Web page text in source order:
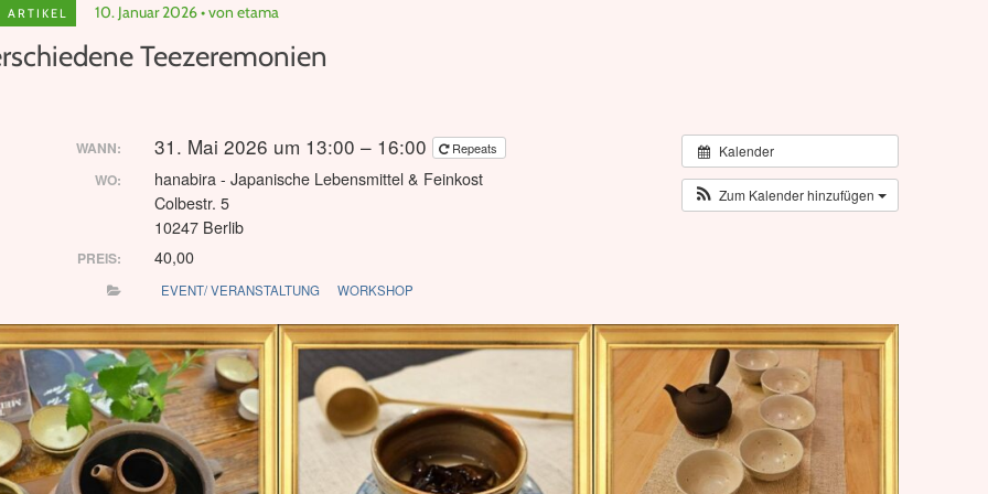
ARTIKEL 10. Januar 2026 von etama
Teezeremonien
Kalender
Zum Kalender hinzufügen
WANN: 31. Mai 2026 um 13:00 – 16:00 Repeats
WO:
hanabira - Japanische Lebensmittel & Feinkost
Colbestr. 5
10247 Berlib
PREIS: 40,00
EVENT/ VERANSTALTUNG WORKSHOP